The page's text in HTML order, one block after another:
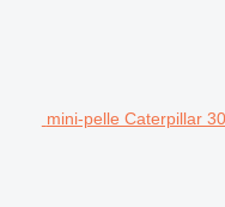
mini-pelle Caterpillar